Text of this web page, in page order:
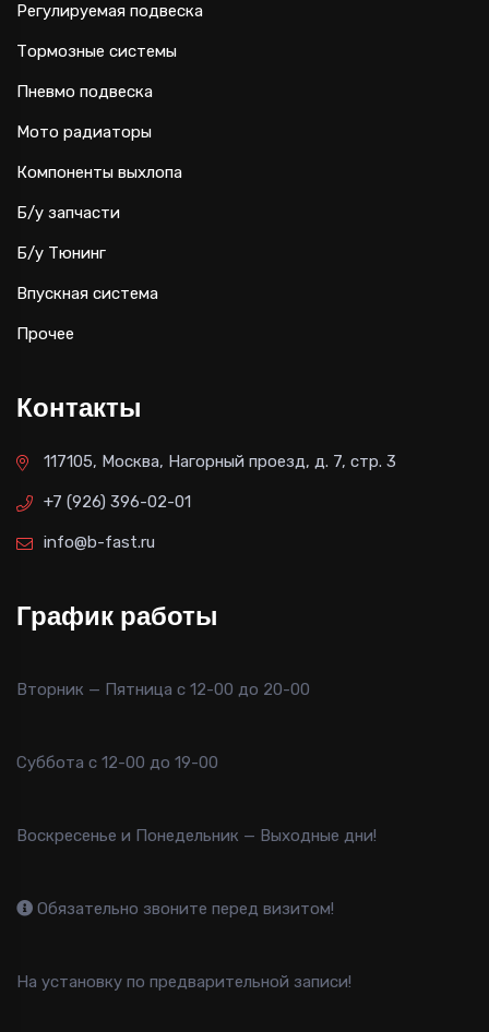
Регулируемая подвеска
Тормозные системы
Пневмо подвеска
Мото радиаторы
Компоненты выхлопа
Б/у запчасти
Б/у Тюнинг
Впускная система
Прочее
Контакты
117105, Москва, Нагорный проезд, д. 7, стр. 3
+7 (926) 396-02-01
info@b-fast.ru
График работы
Вторник — Пятница с 12-00 до 20-00
Суббота с 12-00 до 19-00
Воскресенье и Понедельник — Выходные дни!
Обязательно звоните перед визитом!
На установку по предварительной записи!